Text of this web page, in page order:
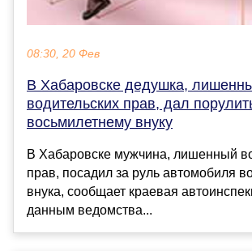
08:30, 20 Фев
В Хабаровске дедушка,
водительских прав, дал
восьмилетнему внуку
В Хабаровске мужчина, лишенный
прав, посадил за руль автомобиля
внука, сообщает краевая
данным ведомства...